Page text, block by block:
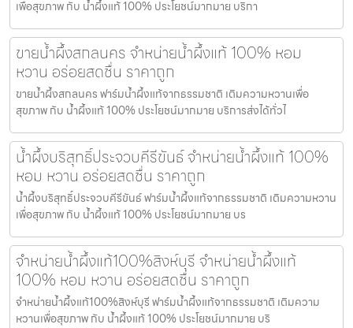
เพื่อสุขภาพ กับ น้ำผึ้งแท้ 100% ประโยชน์มากมาย บริกา
ขายน้ำผึ้งสกลนคร จำหน่ายน้ำผึ้งแท้ 100% หอม
หวาน อร่อยสดชื่น ราคาถูก
ขายน้ำผึ้งสกลนคร ฟาร์มน้ำผึ้งแท้จากธรรมชาติ เติมความหวานเพื่อ
สุขภาพ กับ น้ำผึ้งแท้ 100% ประโยชน์มากมาย บริการส่งได้ทั่วไ
น้ำผึ้งบริสุทธิ์ประจวบคีรีขันธ์ จำหน่ายน้ำผึ้งแท้ 100%
หอม หวาน อร่อยสดชื่น ราคาถูก
น้ำผึ้งบริสุทธิ์ประจวบคีรีขันธ์ ฟาร์มน้ำผึ้งแท้จากธรรมชาติ เติมความหวาน
เพื่อสุขภาพ กับ น้ำผึ้งแท้ 100% ประโยชน์มากมาย บร
จำหน่ายน้ำผึ้งแท้100%สิงห์บุรี จำหน่ายน้ำผึ้งแท้
100% หอม หวาน อร่อยสดชื่น ราคาถูก
จำหน่ายน้ำผึ้งแท้100%สิงห์บุรี ฟาร์มน้ำผึ้งแท้จากธรรมชาติ เติมความ
หวานเพื่อสุขภาพ กับ น้ำผึ้งแท้ 100% ประโยชน์มากมาย บริ